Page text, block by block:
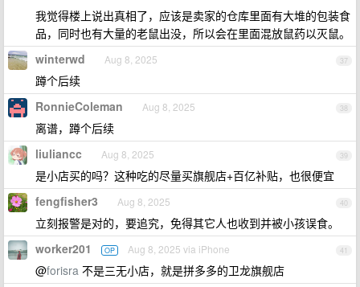
我觉得楼上说出真相了，应该是卖家的仓库里面有大堆的包装食
品，同时也有大量的老鼠出没，所以会在里面混放鼠药以灭鼠。
37
winterwd Aug 8, 2025
蹲个后续
38
RonnieColeman Aug 8, 2025
离谱，蹲个后续
39
liuliancc Aug 8, 2025
是小店买的吗？这种吃的尽量买旗舰店+百亿补贴，也很便宜
40
fengfisher3 Aug 8, 2025
立刻报警是对的，要追究，免得其它人也收到并被小孩误食。
41
worker201 OP Aug 8, 2025 via iPhone
@forisra 不是三无小店，就是拼多多的卫龙旗舰店